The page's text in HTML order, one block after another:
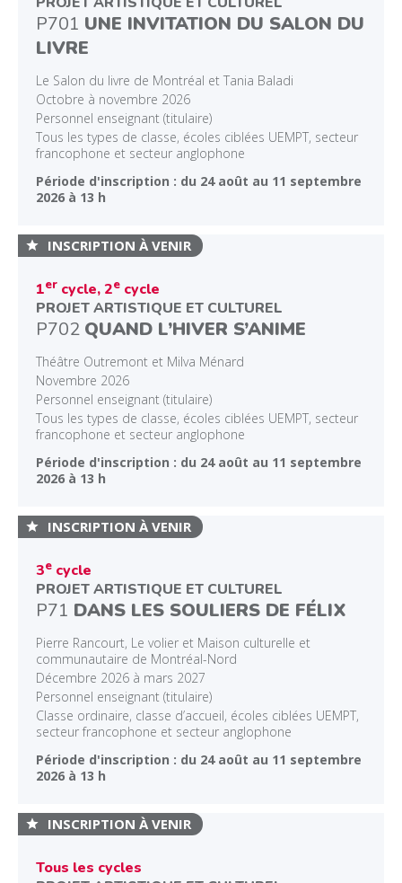
DÉVELOPPEMENT PROFESSIONNEL
MÉDIATION ARTISTIQUE ET CULTURELLE
DOCUMENTATION ET ÉVÉNEMENTS
ENGLISH
P701 UNE INVITATION DU SALON DU
LIVRE
Le Salon du livre de Montréal et Tania Baladi
Octobre à novembre 2026
Personnel enseignant (titulaire)
Tous les types de classe, écoles ciblées UEMPT, secteur
francophone et secteur anglophone
Période d'inscription : du 24 août au 11 septembre
2026 à 13 h
1er cycle, 2e cycle
PROJET ARTISTIQUE ET CULTUREL
P702 QUAND L’HIVER S’ANIME
Théâtre Outremont et Milva Ménard
Novembre 2026
Personnel enseignant (titulaire)
Tous les types de classe, écoles ciblées UEMPT, secteur
francophone et secteur anglophone
Période d'inscription : du 24 août au 11 septembre
2026 à 13 h
INSCRIPTION À VENIR
3e cycle
PROJET ARTISTIQUE ET CULTUREL
P71 DANS LES SOULIERS DE FÉLIX
Pierre Rancourt, Le volier et Maison culturelle et
communautaire de Montréal-Nord
Décembre 2026 à mars 2027
Personnel enseignant (titulaire)
Classe ordinaire, classe d’accueil, écoles ciblées UEMPT,
secteur francophone et secteur anglophone
Période d'inscription : du 24 août au 11 septembre
2026 à 13 h
INSCRIPTION À VENIR
Tous les cycles
INSCRIPTION À VENIR